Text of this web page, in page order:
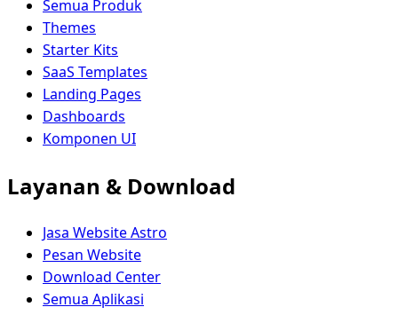
Semua Produk
Themes
Starter Kits
SaaS Templates
Landing Pages
Dashboards
Komponen UI
Layanan & Download
Jasa Website Astro
Pesan Website
Download Center
Semua Aplikasi